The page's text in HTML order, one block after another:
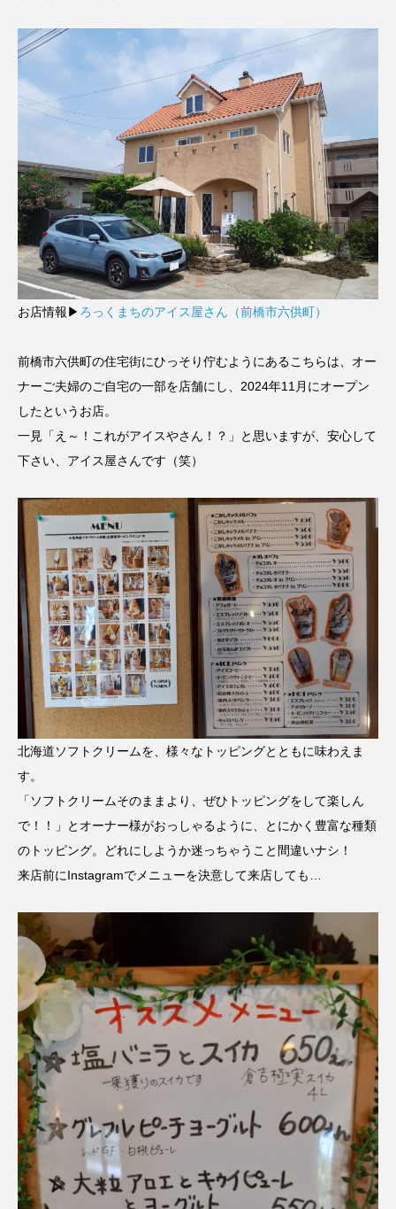
お店情報▶ ろっくまちのアイス屋さん（前橋市六供町）
前橋市六供町の住宅街にひっそり佇むようにあるこちらは、オー
ナーご夫婦のご自宅の一部を店舗にし、2024年11月にオープン
したというお店。
一見「え～！これがアイスやさん！？」と思いますが、安心して
下さい、アイス屋さんです（笑）
北海道ソフトクリームを、様々なトッピングとともに味わえま
す。
「ソフトクリームそのままより、ぜひトッピングをして楽しん
で！！」とオーナー様がおっしゃるように、とにかく豊富な種類
のトッピング。どれにしようか迷っちゃうこと間違いナシ！
来店前にInstagramでメニューを決意して来店しても…